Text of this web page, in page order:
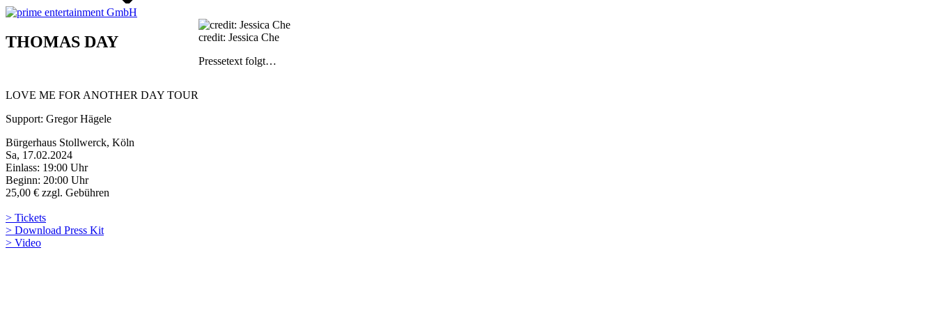
THOMAS DAY
LOVE ME FOR ANOTHER DAY TOUR
Support: Gregor Hägele
Bürgerhaus Stollwerck, Köln
Sa, 17.02.2024
Einlass: 19:00 Uhr
Beginn: 20:00 Uhr
25,00 € zzgl. Gebühren
> Tickets
> Download Press Kit
> Video
credit: Jessica Che
Pressetext folgt…